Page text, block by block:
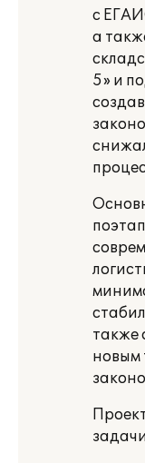
с
а
5» и
также
новым